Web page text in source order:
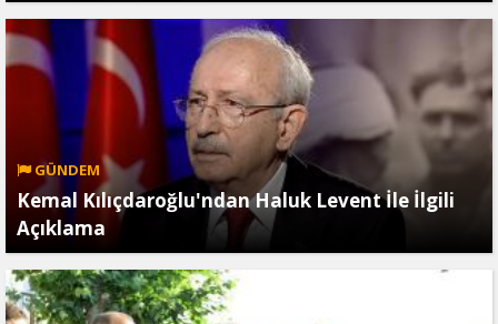
GÜNDEM
Kemal Kılıçdaroğlu'ndan Haluk Levent İle İlgili
Açıklama